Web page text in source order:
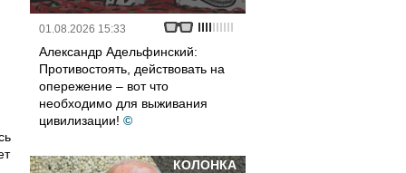
01.08.2026 15:33
Александр Адельфинский:
Противостоять, действовать на
опережение – вот что
необходимо для выживания
цивилизации! ©
КОЛОНКА